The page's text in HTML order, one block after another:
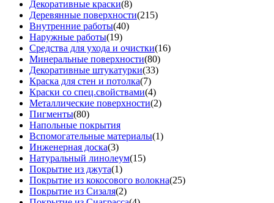
Декоративные краски(8)
Деревянные поверхности(215)
Внутренние работы(40)
Наружные работы(19)
Средства для ухода и очистки(16)
Минеральные поверхности(80)
Декоративные штукатурки(33)
Краска для стен и потолка(7)
Краски со спец.свойствами(4)
Металлические поверхности(2)
Пигменты(80)
Напольные покрытия
Вспомогательные материалы(1)
Инженерная доска(3)
Натуральный линолеум(15)
Покрытие из джута(1)
Покрытие из кокосового волокна(25)
Покрытие из Сизаля(2)